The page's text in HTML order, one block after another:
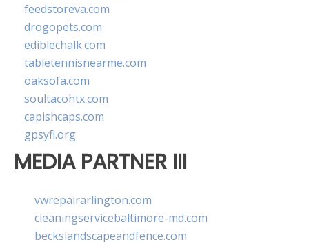
feedstoreva.com
drogopets.com
ediblechalk.com
tabletennisnearme.com
oaksofa.com
soultacohtx.com
capishcaps.com
gpsyfl.org
MEDIA PARTNER III
vwrepairarlington.com
cleaningservicebaltimore-md.com
beckslandscapeandfence.com